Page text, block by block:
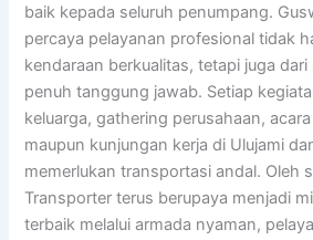
baik kepada seluruh penumpang.
percaya pelayanan profesional tidak
kendaraan berkualitas, tetapi juga
penuh tanggung jawab. Setiap
keluarga, gathering perusahaan,
maupun kunjungan kerja di Ulujami
memerlukan transportasi andal. Oleh
Transporter terus berupaya menjadi
terbaik melalui armada nyaman,